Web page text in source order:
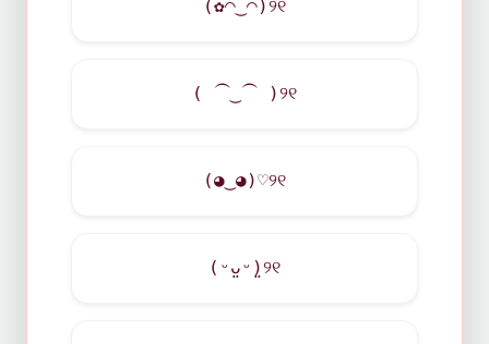
(✿◠‿◠)୨୧
( ⁀‿⁀ )୨୧
(◕‿◕)♡୨୧
(ᵕ̤ᴗᵕ̤)୨୧